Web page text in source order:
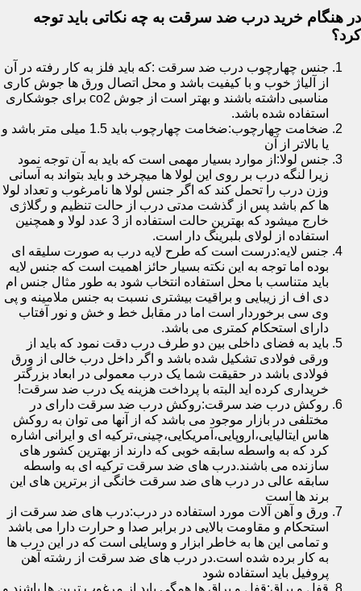
در هنگام خرید درب ضد سرقت به چه نکاتی باید توجه
کرد؟
جنس چهارچوب درب ضد سرقت :که باید فلز به کار رفته در آن
از آلیاژ خوب و با کیفیت باشد و محل اتصال ورق ها جوش کاری
مناسبی داشته باشند و بهتر است از جوش co2 برای جوشکاری
استفاده شده باشد.
ضخامت چهارچوب:ضخامت چهارچوب باید 1.5 میلی متر باشد و
یا بالاتر از آن
جنس لولا:از موارد بسیار مهمی است که باید به آن توجه نمود
زیرا لنگه درب بر روی این لولا ها میچرخد و باید بتواند به آسانی
وزن درب را تحمل کند که اگر جنس لولا ها نامرغوب و تعداد لولا
ها کم باشد پس از گذشت مدتی درب از حالت تنظیم و رگلاژی
خارج میشود که بهترین حالت استفاده از 3 عدد لولا و همچنین
استفاده از لولای بلبرینگ دار است.
جنس لایه:درست است که طرح لایه درب به صورت سلیقه ای
بوده اما توجه به این نکته بسیار حائز اهمیت است که جنس لایه
باید متناسب با محل استفاده انتخاب شود به طور مثال جنس ام
دی اف از زیبایی و براقیت بیشتری نسبت به جنس ملامینه و پی
وی سی برخوردار است اما در مقابل خط و خش و نور آفتاب
دارای استحکام کمتری می باشد.
باید به فضای داخلی بین دو طرف درب دقت نمود که باید از
ورقی فولادی تشکیل شده باشد و اگر داخل درب خالی از ورق
فولادی باشد در حقیقت شما یک درب معمولی در ابعاد بزرگتر
خریداری کرده اید البته با پرداخت هزینه یک درب ضد سرقت!
روکش درب ضد سرقت:روکش درب ضد سرقت دارای در
مختلفی در بازار موجود می باشد که از آنها می توان به روکش
هاس ایتالیایی،اروپایی،آمریکایی،چینی،ترکیه ای و ایرانی اشاره
کرد که به واسطه سابقه خوبی که دارند از بهترین کشور های
سازنده می باشند.درب های ضد سرقت ترکیه ای به واسطه
سابقه عالی در درب های ضد سرقت خانگی از برترین های این
برند ها است
ورق و آهن آلات مورد استفاده در درب:درب های ضد سرقت از
استحکام و مقاومت بالایی در برابر صدا و حرارت دارا می باشد
و تمامی این ها به خاطر ابزار و وسایلی است که در این درب ها
به کار برده شده است.در درب های ضد سرقت از رشته آهن
پروفیل باید استفاده شود